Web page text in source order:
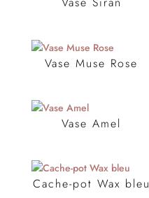
Vase Muse Rose
Vase Amel
Cache-pot Wax bleu